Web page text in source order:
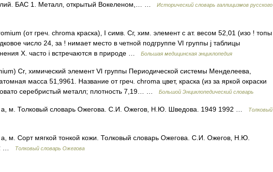
БАС 1. Металл, открытый Вокеленом,… …
Исторический словарь галлицизмов русского
(от греч. chroma краска), I симв. Сг, хим. элемент с ат. весом 52,01 (изо ! топы
число 24, за ! нимает место в четной подгруппе VІ группы j таблицы
X. часто i встречаются в природе …
Большая медицинская энциклопедия
Cr, химический элемент VI группы Периодической системы Менделеева,
масса 51,9961. Название от греч. chroma цвет, краска (из за яркой окраски
серебристый металл; плотность 7,19… …
Большой Энциклопедический словарь
м. Толковый словарь Ожегова. С.И. Ожегов, Н.Ю. Шведова. 1949 1992 …
Толковый
м. Сорт мягкой тонкой кожи. Толковый словарь Ожегова. С.И. Ожегов, Н.Ю.
…
Толковый словарь Ожегова